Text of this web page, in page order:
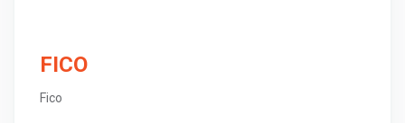
FICO
Fico